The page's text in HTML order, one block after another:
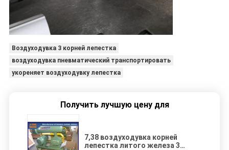
Воздуходувка 3 корней лепестка
воздуходувка пневматический транспортировать
укореняет воздуходувку лепестка
Получить лучшую цену для
7,38 воздуходувка корней
лепестка литого железа 3